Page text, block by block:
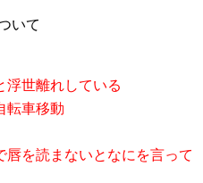
いて
浮世離れしている
転車移動
唇を読まないとなにを言って